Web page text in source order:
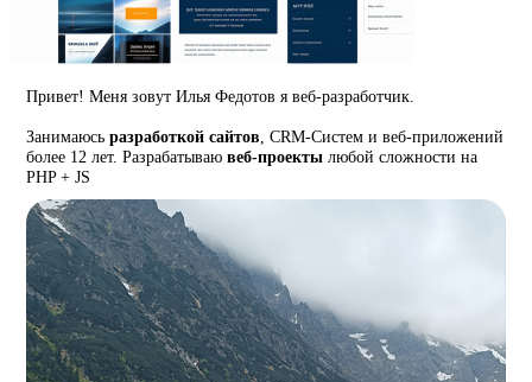
Привет! Меня зовут Илья Федотов я веб-разработчик.
Занимаюсьразработкой сайтов , CRM-Систем и веб-приложений
более 12 лет. Разрабатываювеб-проекты любой сложности на
PHP + JS